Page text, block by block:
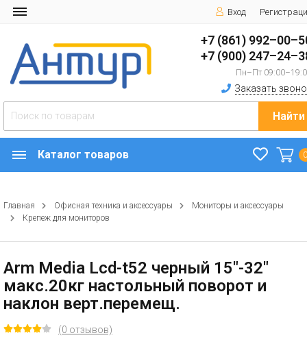
Вход
+7 (861)
+7 (900)
Пн–Пт
Заказать
Найти
Каталог товаров
Главная Офисная техника и аксессуары
Мониторы и аксессуары
Крепеж для мониторов
Arm Media Lcd-t52 черный 15"-32"
макс.20кг настольный поворот и
наклон верт.перемещ.
(0 отзывов)